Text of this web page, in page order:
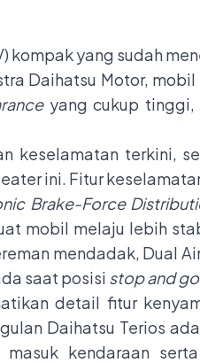
kompak yang sudah
Daihatsu Motor,
yang cukup tinggi,
keselamatan terkini,
ini. Fitur
Brake-Force
mobil melaju lebih
mendadak, Dual
saat posisi stop and go
detail fitur
Daihatsu Terios
kendaraan